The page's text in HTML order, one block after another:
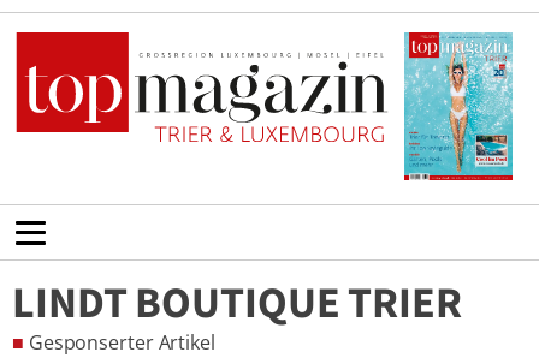
LINDT BOUTIQUE TRIER
■ Gesponserter Artikel